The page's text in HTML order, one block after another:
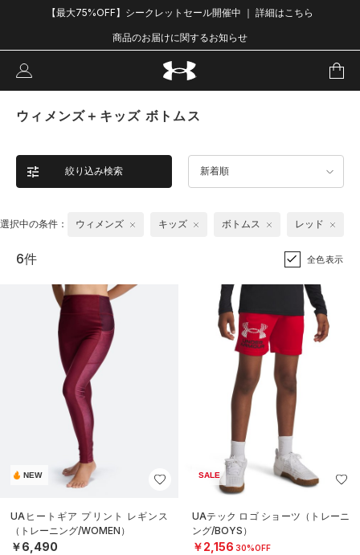
【最大75%OFF】シークレットセール開催中 ｜ 詳細はこちら
商品のお届けに関するお知らせ
ウィメンズ＋キッズ ボトムス
絞り込み検索 新着順
選択中の条件： ウィメンズ キッズ ボトムス レッド
6件 全色表示
NEW
UAヒートギア プリント レギンス
（トレーニング/WOMEN）
￥6,490
SALE
UAテック ロゴ ショーツ（トレーニ
ング/BOYS）
￥2,156 30%OFF